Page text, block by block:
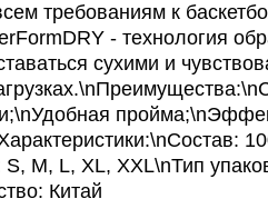
требованиям к
- технология
сухими и
M, L, XL, XXL\nТип
Китай